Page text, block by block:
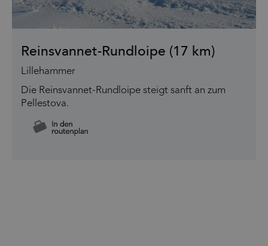
Reinsvannet-Rundloipe (17 km)
Lillehammer
Die Reinsvannet-Rundloipe steigt sanft an zum
Pellestova.